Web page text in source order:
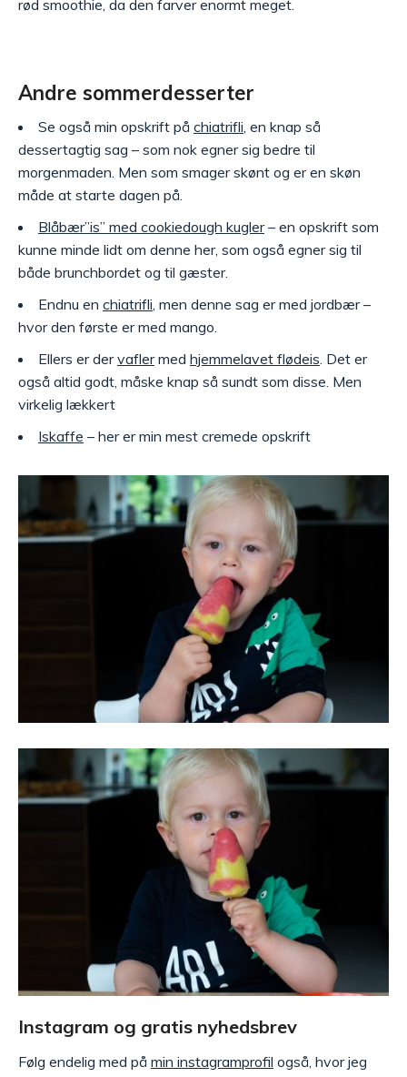
rød smoothie, da den farver enormt meget.
Andre sommerdesserter
Se også min opskrift på chiatrifli, en knap så
dessertagtig sag – som nok egner sig bedre til
morgenmaden. Men som smager skønt og er en skøn
måde at starte dagen på.
Blåbær”is” med cookiedough kugler– en opskrift som
kunne minde lidt om denne her, som også egner sig til
både brunchbordet og til gæster.
Endnu en chiatrifli, men denne sag er med jordbær –
hvor den første er med mango.
Ellers er dervaflermed hjemmelavet flødeis. Det er
også altid godt, måske knap så sundt som disse. Men
virkelig lækkert
Iskaffe – her er min mest cremede opskrift
Instagram og gratis nyhedsbrev
Følg endelig med på min instagramprofil også, hvor jeg